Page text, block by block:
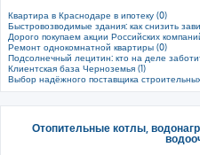
Квартира в Краснодаре в ипотеку (0)
Быстровозводимые здания: как снизить
Дорого покупаем акции Российских
Ремонт однокомнатной квартиры (0)
Подсолнечный лецитин: кто на деле
Клиентская база Черноземья (1)
Выбор надёжного поставщика
Отопительные котлы,